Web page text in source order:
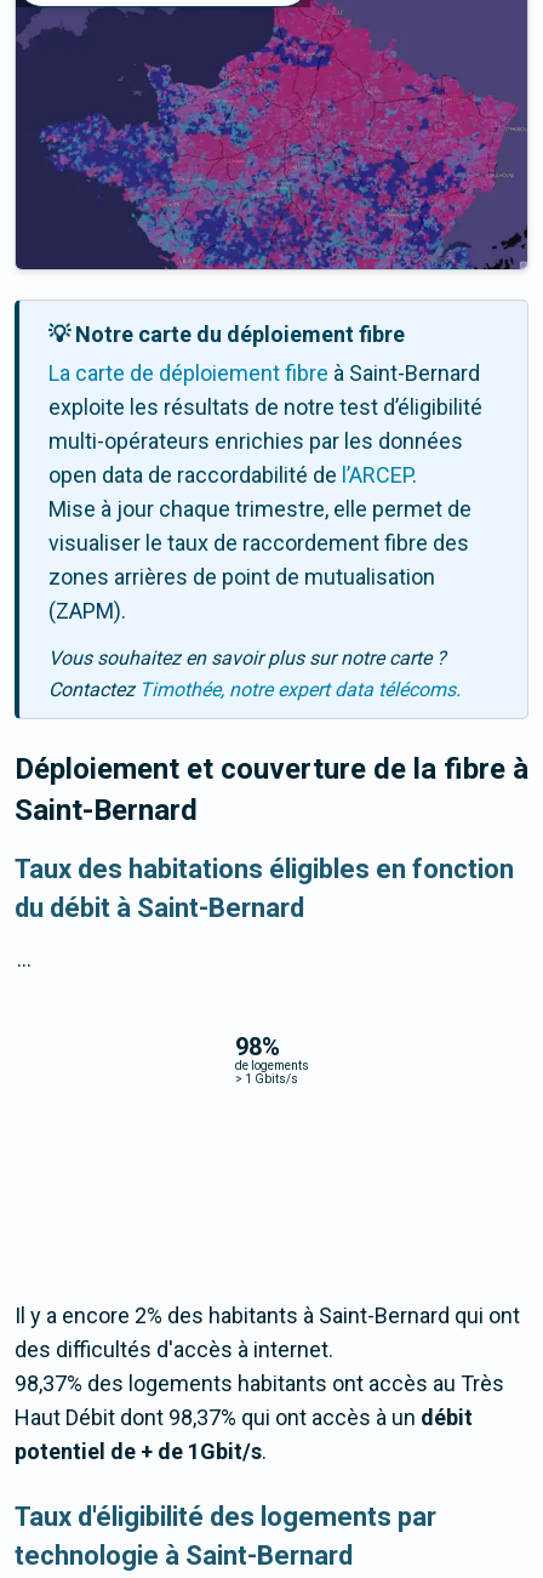
💡 Notre carte du déploiement fibre
La carte de déploiement fibre à Saint-Bernard
exploite les résultats de notre test d’éligibilité
multi-opérateurs enrichies par les données
open data de raccordabilité de l’ARCEP.
Mise à jour chaque trimestre, elle permet de
visualiser le taux de raccordement fibre des
zones arrières de point de mutualisation
(ZAPM).
Vous souhaitez en savoir plus sur notre carte ?
Contactez Timothée, notre expert data télécoms.
Déploiement et couverture de la fibre à
Saint-Bernard
Taux des habitations éligibles en fonction
du débit à Saint-Bernard
98%
de logements
> 1 Gbits/s
...
Il y a encore 2% des habitants à Saint-Bernard qui ont
des difficultés d'accès à internet.
98,37% des logements habitants ont accès au Très
Haut Débit dont 98,37% qui ont accès à un débit
potentiel de + de 1Gbit/s.
Taux d'éligibilité des logements par
technologie à Saint-Bernard